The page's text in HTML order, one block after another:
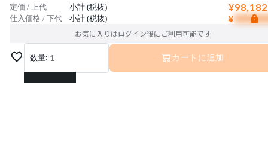
定価 / 上代 小計 (税抜)
仕入価格 / 下代 小計 (税抜) ¥
お気に入りはログイン後にご利用可能です
数量: 1
1
カートに追加